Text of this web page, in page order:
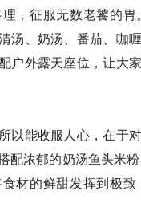
，征服无数老饕的
汤、奶汤、番茄、咖
户外露天座位，让大
以能收服人心，在于
配浓郁的奶汤鱼头米
材的鲜甜发挥到极